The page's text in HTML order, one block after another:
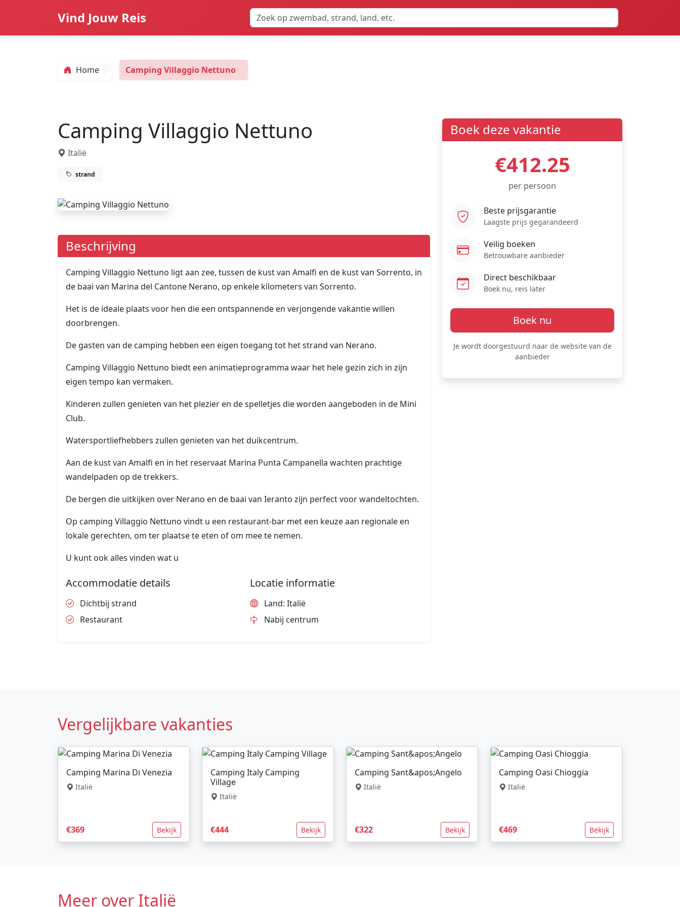
Vind Jouw Reis
Home Camping Villaggio Nettuno
Camping Villaggio Nettuno
Italië
strand
Beschrijving
Camping Villaggio Nettuno ligt aan zee, tussen de kust van Amalfi en de kust van Sorrento, in
de baai van Marina del Cantone Nerano, op enkele kilometers van Sorrento.
Het is de ideale plaats voor hen die een ontspannende en verjongende vakantie willen
doorbrengen.
De gasten van de camping hebben een eigen toegang tot het strand van Nerano.
Camping Villaggio Nettuno biedt een animatieprogramma waar het hele gezin zich in zijn
eigen tempo kan vermaken.
Kinderen zullen genieten van het plezier en de spelletjes die worden aangeboden in de Mini
Club.
Watersportliefhebbers zullen genieten van het duikcentrum.
Aan de kust van Amalfi en in het reservaat Marina Punta Campanella wachten prachtige
wandelpaden op de trekkers.
De bergen die uitkijken over Nerano en de baai van Ieranto zijn perfect voor wandeltochten.
Op camping Villaggio Nettuno vindt u een restaurant-bar met een keuze aan regionale en
lokale gerechten, om ter plaatse te eten of om mee te nemen.
U kunt ook alles vinden wat u
Accommodatie details
Dichtbij strand
Restaurant
Locatie informatie
Land: Italië
Nabij centrum
Boek deze vakantie
€412.25
per persoon
Beste prijsgarantie
Laagste prijs gegarandeerd
Veilig boeken
Betrouwbare aanbieder
Direct beschikbaar
Boek nu, reis later
Boek nu
Je wordt doorgestuurd naar de website van de
aanbieder
Vergelijkbare vakanties
Camping Marina Di Venezia
Italië
€369 Bekijk
Camping Italy Camping
Village
Italië
€444 Bekijk
Camping Sant&apos;Angelo
Italië
€322 Bekijk
Camping Oasi Chioggia
Italië
€469 Bekijk
Meer over Italië